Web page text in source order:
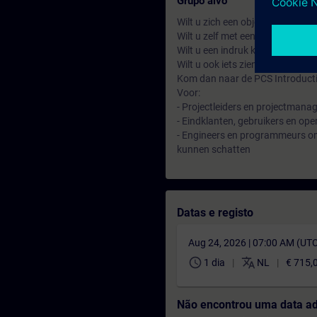
Wilt u zich een objectief beeld
Wilt u zelf met een PCS 7
Wilt u een indruk krijgen van
Wilt u ook iets zien van SIMATIC
Kom dan naar de PCS
Voor:
- Projectleiders en
- Eindklanten, gebruikers en
- Engineers en programmeurs
kunnen schatten
Datas e registo
Aug 24, 2026 | 07:00 AM
schedule 1 dia translate NL €
Não encontrou uma data